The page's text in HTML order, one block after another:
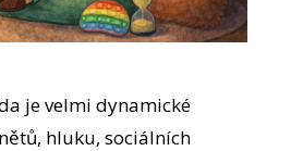
je velmi dynamické
hluku, sociálních